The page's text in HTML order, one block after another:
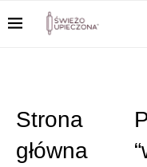
Strona
główna